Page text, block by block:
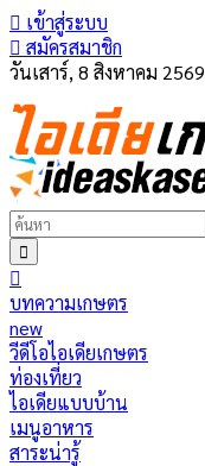
เข้าสู่ระบบ
สมัครสมาชิก
วันเสาร์, 8 สิงหาคม 2569
บทความเกษตร
new
วีดีโอไอเดียเกษตร
ท่องเที่ยว
ไอเดียแบบบ้าน
เมนูอาหาร
สาระน่ารู้